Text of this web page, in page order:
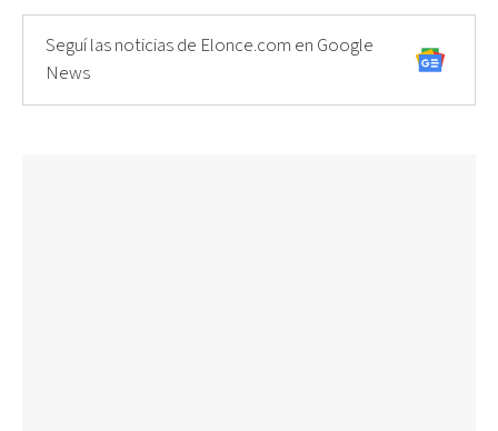
Seguí las noticias de Elonce.com en Google
News